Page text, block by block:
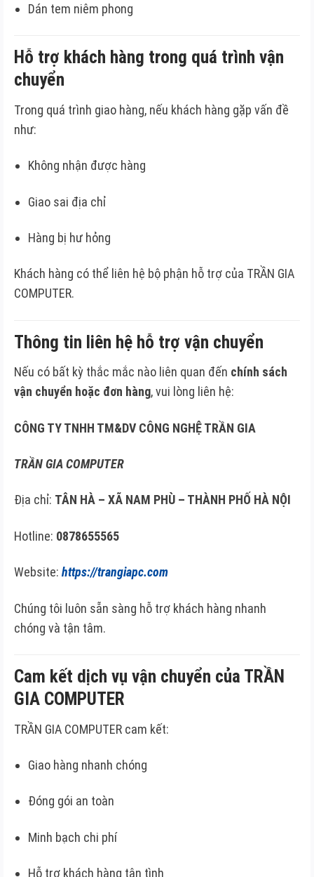
Dán tem niêm phong
Hỗ trợ khách hàng trong quá trình vận
chuyển
Trong quá trình giao hàng, nếu khách hàng gặp vấn đề
như:
Không nhận được hàng
Giao sai địa chỉ
Hàng bị hư hỏng
Khách hàng có thể liên hệ bộ phận hỗ trợ của TRẦN GIA
COMPUTER.
Thông tin liên hệ hỗ trợ vận chuyển
Nếu có bất kỳ thắc mắc nào liên quan đến chính sách
vận chuyển hoặc đơn hàng, vui lòng liên hệ:
CÔNG TY TNHH TM&DV CÔNG NGHỆ TRẦN GIA
TRẦN GIA COMPUTER
Địa chỉ: TÂN HÀ – XÃ NAM PHÙ – THÀNH PHỐ HÀ NỘI
Hotline: 0878655565
Website: https://trangiapc.com
Chúng tôi luôn sẵn sàng hỗ trợ khách hàng nhanh
chóng và tận tâm.
Cam kết dịch vụ vận chuyển của TRẦN
GIA COMPUTER
TRẦN GIA COMPUTER cam kết:
Giao hàng nhanh chóng
Đóng gói an toàn
Minh bạch chi phí
Hỗ trợ khách hàng tận tình